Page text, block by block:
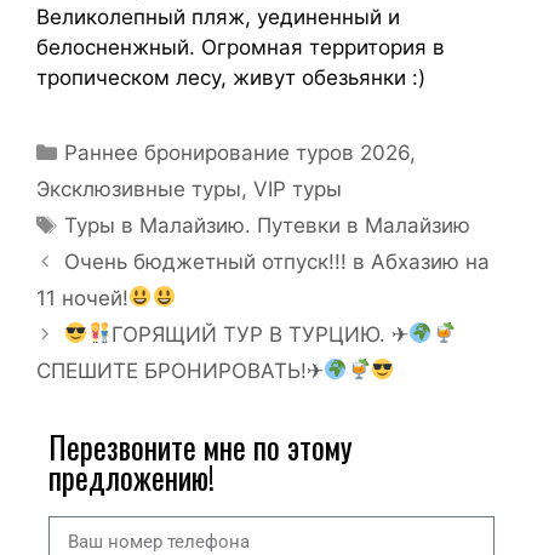
Великолепный пляж, уединенный и
белосненжный. Огромная территория в
тропическом лесу, живут обезьянки :)
Раннее бронирование туров 2026,
Эксклюзивные туры, VIP туры
Туры в Малайзию. Путевки в Малайзию
Очень бюджетный отпуск!!! в Абхазию на
11 ночей!
ГОРЯЩИЙ ТУР В ТУРЦИЮ. ✈
СПЕШИТЕ БРОНИРОВАТЬ!✈
Перезвоните мне по этому
предложению!